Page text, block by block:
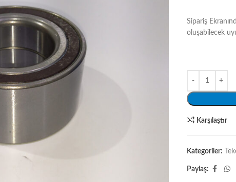
Sipariş
oluşabilecek
Karşılaştır
Kategoriler:
Paylaş: